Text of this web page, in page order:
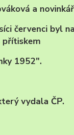
a
červenci byl
1952".
vydala ČP.